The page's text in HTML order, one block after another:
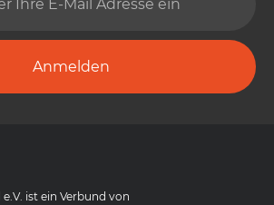
Anmelden
ist ein Verbund von